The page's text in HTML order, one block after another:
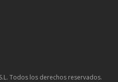
Todos los derechos reservados.